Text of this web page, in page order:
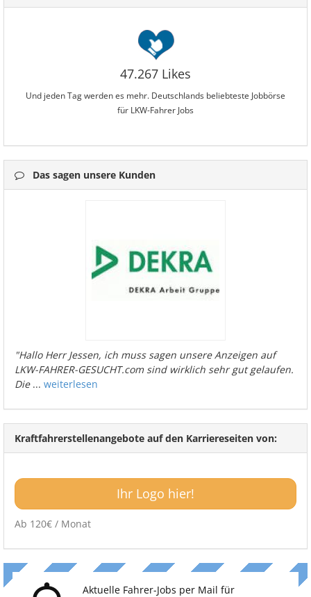
47.267 Likes
Und jeden Tag werden es mehr. Deutschlands beliebteste Jobbörse
für LKW-Fahrer Jobs
Das sagen unsere Kunden
"Hallo Herr Jessen, ich muss sagen unsere Anzeigen auf
LKW-FAHRER-GESUCHT.com sind wirklich sehr gut gelaufen.
Die... weiterlesen
Kraftfahrerstellenangebote auf den Karriereseiten von:
Ihr Logo hier!
Ab 120€ / Monat
Aktuelle Fahrer-Jobs per Mail für